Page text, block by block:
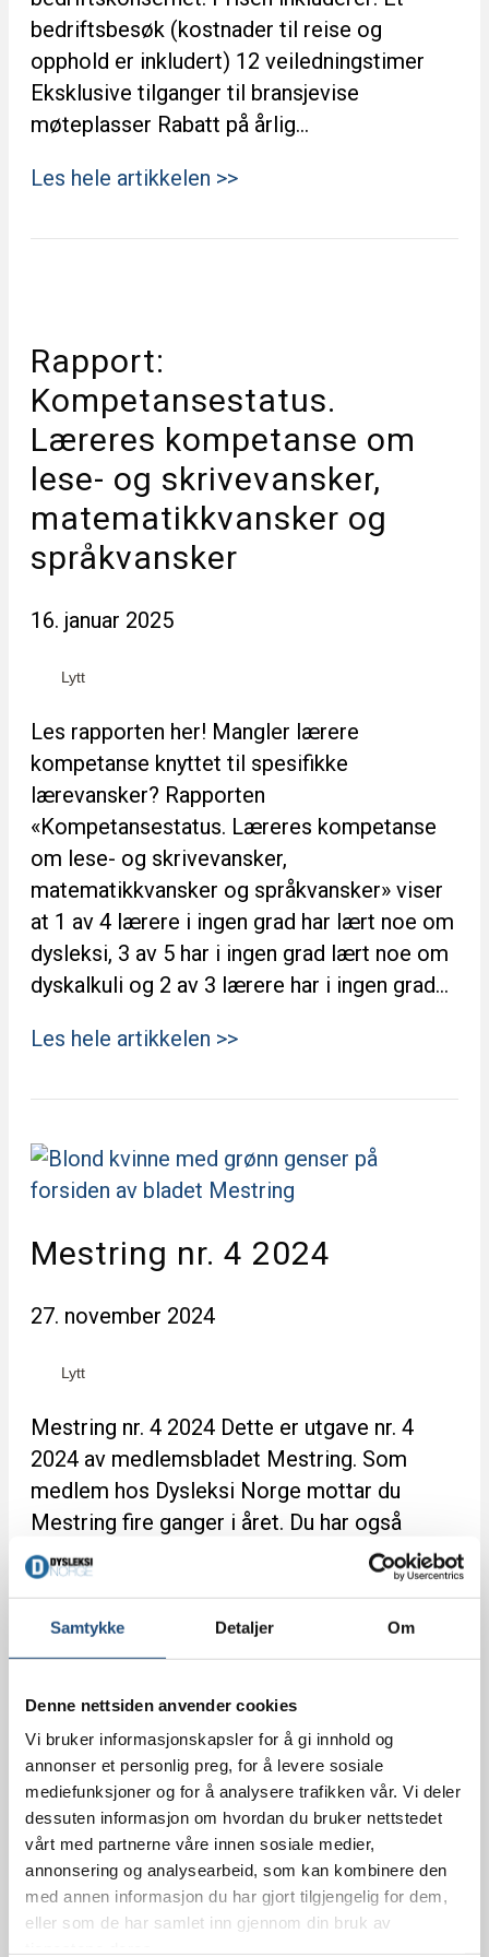
Samtykke Detaljer Om
Denne nettsiden anvender cookies
Vi bruker informasjonskapsler for å gi innhold og
annonser et personlig preg, for å levere sosiale
mediefunksjoner og for å analysere trafikken vår. Vi deler
dessuten informasjon om hvordan du bruker nettstedet
vårt med partnerne våre innen sosiale medier,
annonsering og analysearbeid, som kan kombinere den
med annen informasjon du har gjort tilgjengelig for dem,
eller som de har samlet inn gjennom din bruk av
bedriftsbesøk (kostnader til reise og
opphold er inkludert) 12 veiledningstimer
Eksklusive tilganger til bransjevise
møteplasser Rabatt på årlig…
Les hele artikkelen >>
Rapport:
Kompetansestatus.
Læreres kompetanse om
lese- og skrivevansker,
matematikkvansker og
språkvansker
16. januar 2025
Lytt
Les rapporten her! Mangler lærere
kompetanse knyttet til spesifikke
lærevansker? Rapporten
«Kompetansestatus. Læreres kompetanse
om lese- og skrivevansker,
matematikkvansker og språkvansker» viser
at 1 av 4 lærere i ingen grad har lært noe om
dysleksi, 3 av 5 har i ingen grad lært noe om
dyskalkuli og 2 av 3 lærere har i ingen grad…
Les hele artikkelen >>
Mestring nr. 4 2024
27. november 2024
Lytt
Mestring nr. 4 2024 Dette er utgave nr. 4
2024 av medlemsbladet Mestring. Som
medlem hos Dysleksi Norge mottar du
Mestring fire ganger i året. Du har også
tilgang til en digital versjon av bladet med
mulighet for lyttefunksjon på våre
innloggede sider. Logg inn her dersom du er
Les hele artikkelen >>
Vil du lære mer om
kommunikasjon og
konflikt?